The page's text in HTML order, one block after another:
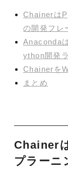
Chainerは
の開発フレ
Anaconda
ython開発
Chainerを
まとめ
Chainer
プラーニ